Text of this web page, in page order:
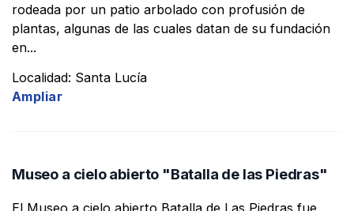
rodeada por un patio arbolado con profusión de
plantas, algunas de las cuales datan de su fundación
en...
Localidad: Santa Lucía
Ampliar
Museo a cielo abierto "Batalla de las Piedras"